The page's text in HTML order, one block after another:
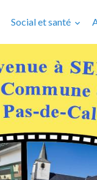
Social et santé